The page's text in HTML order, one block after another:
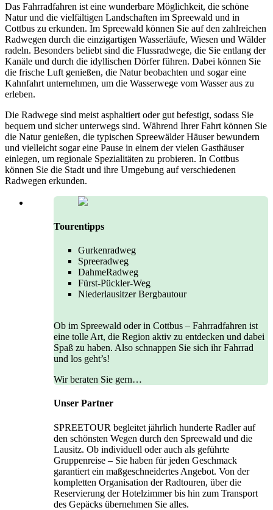
Das Fahrradfahren ist eine wunderbare Möglichkeit, die schöne
Natur und die vielfältigen Landschaften im Spreewald und in
Cottbus zu erkunden. Im Spreewald können Sie auf den zahlreichen
Radwegen durch die einzigartigen Wasserläufe, Wiesen und Wälder
radeln. Besonders beliebt sind die Flussradwege, die Sie entlang der
Kanäle und durch die idyllischen Dörfer führen. Dabei können Sie
die frische Luft genießen, die Natur beobachten und sogar eine
Kahnfahrt unternehmen, um die Wasserwege vom Wasser aus zu
erleben.
Die Radwege sind meist asphaltiert oder gut befestigt, sodass Sie
bequem und sicher unterwegs sind. Während Ihrer Fahrt können Sie
die Natur genießen, die typischen Spreewälder Häuser bewundern
und vielleicht sogar eine Pause in einem der vielen Gasthäuser
einlegen, um regionale Spezialitäten zu probieren. In Cottbus
können Sie die Stadt und ihre Umgebung auf verschiedenen
Radwegen erkunden.
Tourentipps
Gurkenradweg
Spreeradweg
DahmeRadweg
Fürst-Pückler-Weg
Niederlausitzer Bergbautour
Ob im Spreewald oder in Cottbus – Fahrradfahren ist
eine tolle Art, die Region aktiv zu entdecken und dabei
Spaß zu haben. Also schnappen Sie sich ihr Fahrrad
und los geht’s!
Wir beraten Sie gern…
Unser Partner
SPREETOUR begleitet jährlich hunderte Radler auf
den schönsten Wegen durch den Spreewald und die
Lausitz. Ob individuell oder auch als geführte
Gruppenreise – Sie haben für jeden Geschmack
garantiert ein maßgeschneidertes Angebot. Von der
kompletten Organisation der Radtouren, über die
Reservierung der Hotelzimmer bis hin zum Transport
des Gepäcks übernehmen Sie alles.